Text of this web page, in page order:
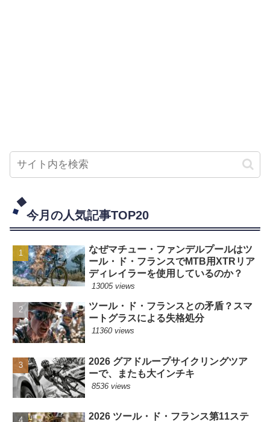
今月の人気記事TOP20
なぜマチュー・ファンデルプールはツ
ール・ド・フランスでMTB用XTRリア
ディレイラーを使用しているのか？
13005 views
ツール・ド・フランスとの矛盾？スマ
ートグラスによる失格処分
11360 views
2026 グアドループサイクリングツア
ーで、またも大インチキ
8536 views
2026 ツール・ド・フランス第11ステ